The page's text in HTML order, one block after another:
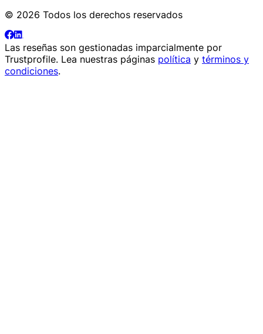
© 2026 Todos los derechos reservados
Las reseñas son gestionadas imparcialmente por
Trustprofile. Lea nuestras páginas política y términos y
condiciones.